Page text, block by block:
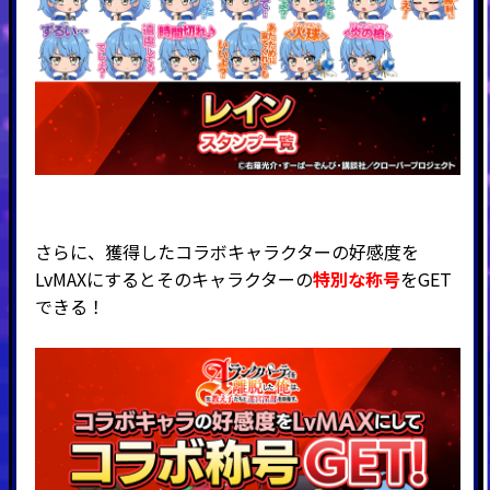
さらに、獲得したコラボキャラクターの好感度を
LvMAXにするとそのキャラクターの特別な称号をGET
できる！